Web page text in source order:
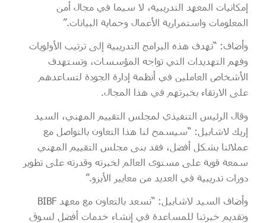
إمكانيات المعهد التدريبية، لا سيما في مجال أمن
المعلومات واستمرارية الأعمال وحماية البيانات.”
وأضاف: “تهدف هذه البرامج التدريبية إلى ترتيب الأولويات
وفهم التهديدات التي تواجه المؤسسات، وتستهدف
الأشخاص العاملين في أنظمة إدارة الجودة لتساعدهم
على الارتقاء بخبرتهم في هذا المجال.
وقال الرئيس التنفيذي لمجلس التقييم المهني، السيد
إريك لاشابيل: “سيسمح لنا هذا التعاون بالتواصل مع
عملائنا بشكل أفضل، فقد بنى مجلس التقييم المهني
سمعة قوية على مستوى العالم لخبرته وقدرته على تطوير
دورات تدريبية في العديد من معايير الأيزو.”
وأضاف السيد لاشابيل: “نسعد بالتعاون مع معهد BIBF
وتقديم خبرتنا للمساعدة في إنشاء خدمات أفضل لسوق